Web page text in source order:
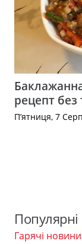
рецепт
П’ятниця, 7
Гарячі новини